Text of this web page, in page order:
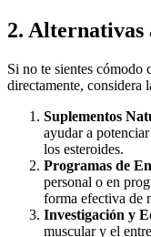
2.
Si no te sientes cómodo
directamente, considera
Suplementos
ayudar a
los esteroides.
Programas de
personal o en
forma efectiva de
Investigación y
muscular y el